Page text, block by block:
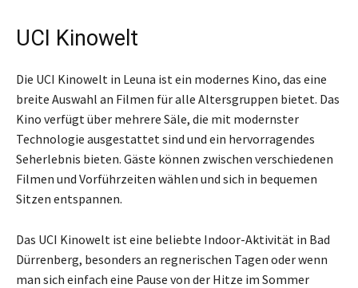
UCI Kinowelt
Die UCI Kinowelt in Leuna ist ein modernes Kino, das eine
breite Auswahl an Filmen für alle Altersgruppen bietet. Das
Kino verfügt über mehrere Säle, die mit modernster
Technologie ausgestattet sind und ein hervorragendes
Seherlebnis bieten. Gäste können zwischen verschiedenen
Filmen und Vorführzeiten wählen und sich in bequemen
Sitzen entspannen.
Das UCI Kinowelt ist eine beliebte Indoor-Aktivität in Bad
Dürrenberg, besonders an regnerischen Tagen oder wenn
man sich einfach eine Pause von der Hitze im Sommer